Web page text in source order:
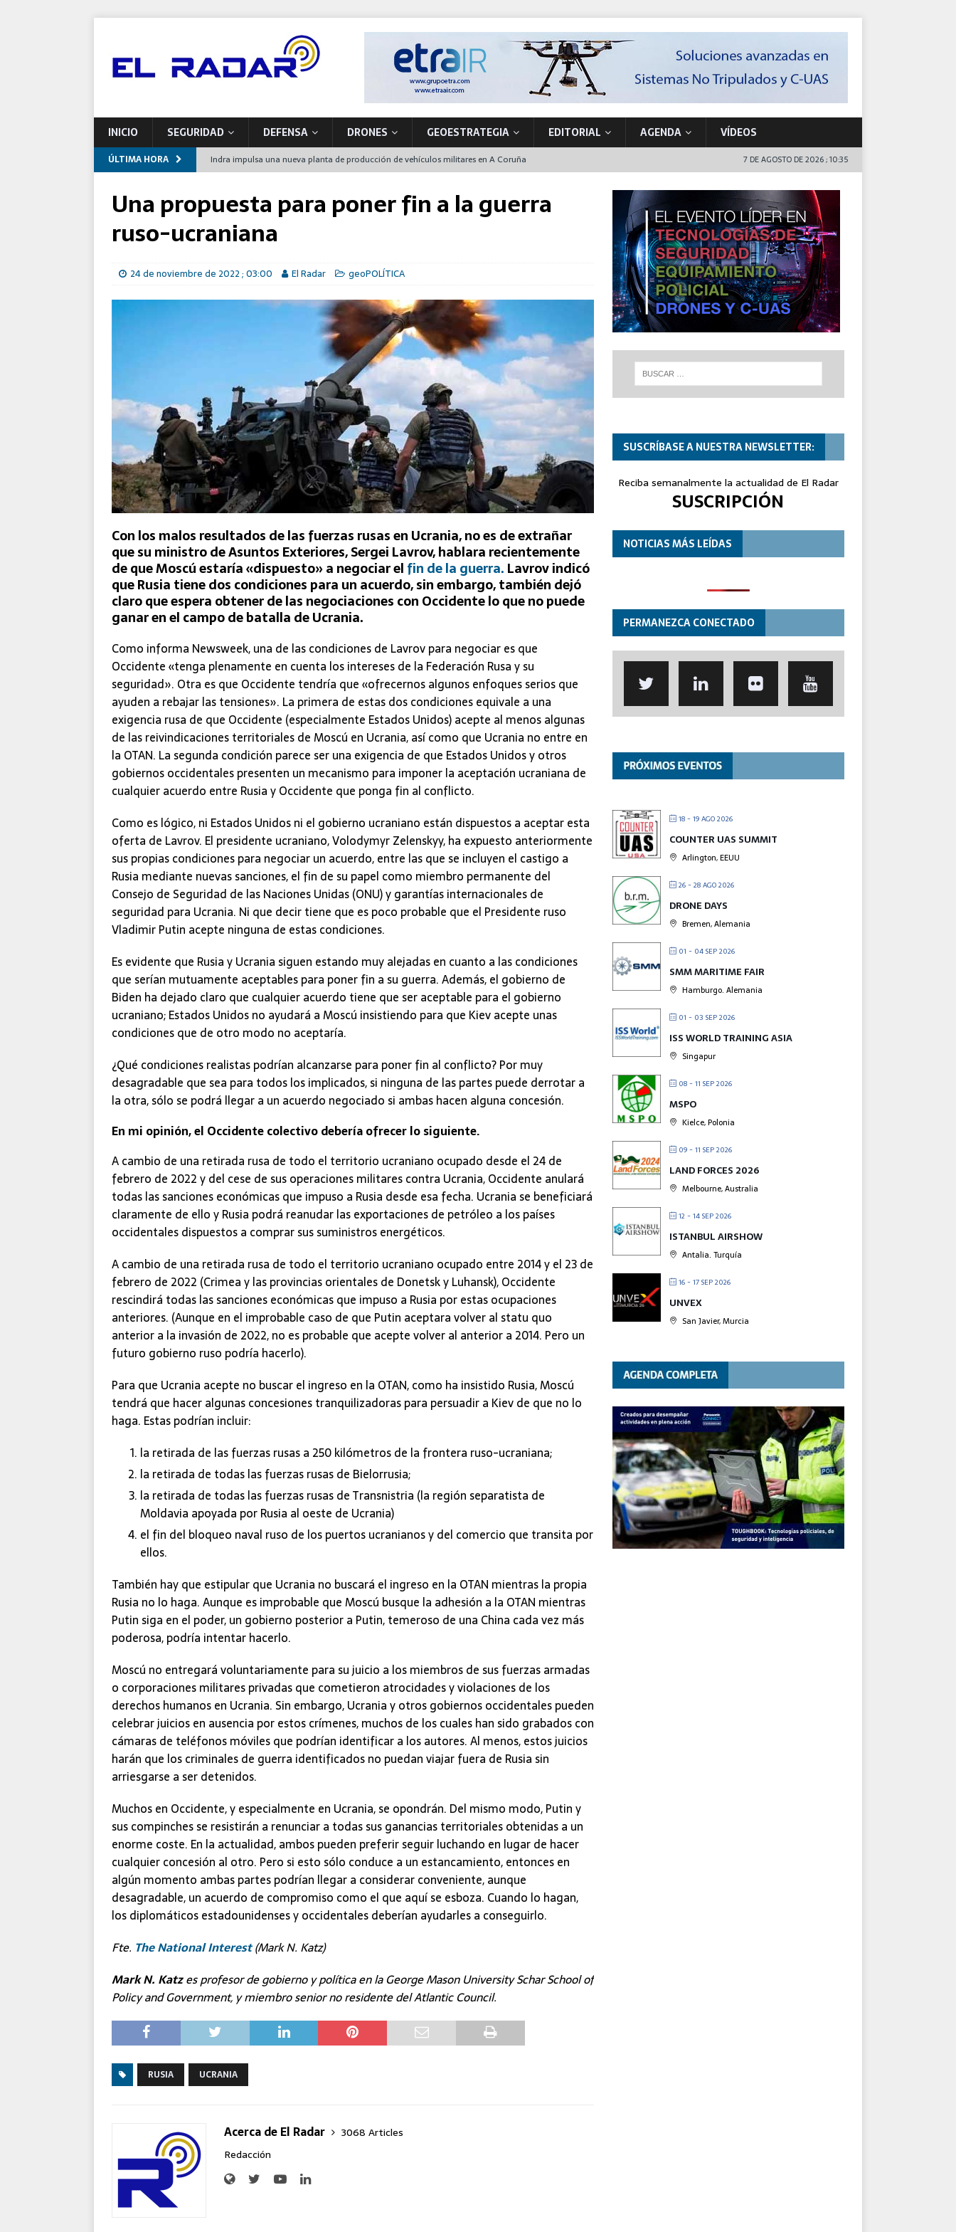
INICIO SEGURIDAD DEFENSA DRONES GEOESTRATEGIA EDITORIAL AGENDA VÍDEOS
ÚLTIMA HORA
Indra impulsa una nueva planta de producción de vehículos militares en A Coruña
España
Defensa se compromete con la soberanía tecnológica y la seguridad movilizando nuevos
El Ejército del Aire y del Espacio, pieza clave de la OTAN para la disuasión y defensa del Flanco
GMV participa en el proyecto ASTRALIS para el desarrollo de las futuras capacidades autónomas
europeas de mantenimiento en órbita
7 DE AGOSTO DE 2026 ; 10:35
Una propuesta para poner fin a la guerra
ruso-ucraniana
24 de noviembre de 2022 ; 03:00 El Radar geoPOLÍTICA
Con los malos resultados de las fuerzas rusas en Ucrania, no es de extrañar
que su ministro de Asuntos Exteriores, Sergei Lavrov, hablara recientemente
de que Moscú estaría «dispuesto» a negociar el fin de la guerra. Lavrov indicó
que Rusia tiene dos condiciones para un acuerdo, sin embargo, también dejó
claro que espera obtener de las negociaciones con Occidente lo que no puede
ganar en el campo de batalla de Ucrania.
Como informa Newsweek, una de las condiciones de Lavrov para negociar es que
Occidente «tenga plenamente en cuenta los intereses de la Federación Rusa y su
seguridad». Otra es que Occidente tendría que «ofrecernos algunos enfoques serios que
ayuden a rebajar las tensiones». La primera de estas dos condiciones equivale a una
exigencia rusa de que Occidente (especialmente Estados Unidos) acepte al menos algunas
de las reivindicaciones territoriales de Moscú en Ucrania, así como que Ucrania no entre en
la OTAN. La segunda condición parece ser una exigencia de que Estados Unidos y otros
gobiernos occidentales presenten un mecanismo para imponer la aceptación ucraniana de
cualquier acuerdo entre Rusia y Occidente que ponga fin al conflicto.
Como es lógico, ni Estados Unidos ni el gobierno ucraniano están dispuestos a aceptar esta
oferta de Lavrov. El presidente ucraniano, Volodymyr Zelenskyy, ha expuesto anteriormente
sus propias condiciones para negociar un acuerdo, entre las que se incluyen el castigo a
Rusia mediante nuevas sanciones, el fin de su papel como miembro permanente del
Consejo de Seguridad de las Naciones Unidas (ONU) y garantías internacionales de
seguridad para Ucrania. Ni que decir tiene que es poco probable que el Presidente ruso
Vladimir Putin acepte ninguna de estas condiciones.
Es evidente que Rusia y Ucrania siguen estando muy alejadas en cuanto a las condiciones
que serían mutuamente aceptables para poner fin a su guerra. Además, el gobierno de
Biden ha dejado claro que cualquier acuerdo tiene que ser aceptable para el gobierno
ucraniano; Estados Unidos no ayudará a Moscú insistiendo para que Kiev acepte unas
condiciones que de otro modo no aceptaría.
¿Qué condiciones realistas podrían alcanzarse para poner fin al conflicto? Por muy
desagradable que sea para todos los implicados, si ninguna de las partes puede derrotar a
la otra, sólo se podrá llegar a un acuerdo negociado si ambas hacen alguna concesión.
En mi opinión, el Occidente colectivo debería ofrecer lo siguiente.
A cambio de una retirada rusa de todo el territorio ucraniano ocupado desde el 24 de
febrero de 2022 y del cese de sus operaciones militares contra Ucrania, Occidente anulará
todas las sanciones económicas que impuso a Rusia desde esa fecha. Ucrania se beneficiará
claramente de ello y Rusia podrá reanudar las exportaciones de petróleo a los países
occidentales dispuestos a comprar sus suministros energéticos.
A cambio de una retirada rusa de todo el territorio ucraniano ocupado entre 2014 y el 23 de
febrero de 2022 (Crimea y las provincias orientales de Donetsk y Luhansk), Occidente
rescindirá todas las sanciones económicas que impuso a Rusia por estas ocupaciones
anteriores. (Aunque en el improbable caso de que Putin aceptara volver al statu quo
anterior a la invasión de 2022, no es probable que acepte volver al anterior a 2014. Pero un
futuro gobierno ruso podría hacerlo).
Para que Ucrania acepte no buscar el ingreso en la OTAN, como ha insistido Rusia, Moscú
tendrá que hacer algunas concesiones tranquilizadoras para persuadir a Kiev de que no lo
haga. Estas podrían incluir:
la retirada de las fuerzas rusas a 250 kilómetros de la frontera ruso-ucraniana;
la retirada de todas las fuerzas rusas de Bielorrusia;
la retirada de todas las fuerzas rusas de Transnistria (la región separatista de
Moldavia apoyada por Rusia al oeste de Ucrania)
el fin del bloqueo naval ruso de los puertos ucranianos y del comercio que transita por
ellos.
También hay que estipular que Ucrania no buscará el ingreso en la OTAN mientras la propia
Rusia no lo haga. Aunque es improbable que Moscú busque la adhesión a la OTAN mientras
Putin siga en el poder, un gobierno posterior a Putin, temeroso de una China cada vez más
poderosa, podría intentar hacerlo.
Moscú no entregará voluntariamente para su juicio a los miembros de sus fuerzas armadas
o corporaciones militares privadas que cometieron atrocidades y violaciones de los
derechos humanos en Ucrania. Sin embargo, Ucrania y otros gobiernos occidentales pueden
celebrar juicios en ausencia por estos crímenes, muchos de los cuales han sido grabados con
cámaras de teléfonos móviles que podrían identificar a los autores. Al menos, estos juicios
harán que los criminales de guerra identificados no puedan viajar fuera de Rusia sin
arriesgarse a ser detenidos.
Muchos en Occidente, y especialmente en Ucrania, se opondrán. Del mismo modo, Putin y
sus compinches se resistirán a renunciar a todas sus ganancias territoriales obtenidas a un
enorme coste. En la actualidad, ambos pueden preferir seguir luchando en lugar de hacer
cualquier concesión al otro. Pero si esto sólo conduce a un estancamiento, entonces en
algún momento ambas partes podrían llegar a considerar conveniente, aunque
desagradable, un acuerdo de compromiso como el que aquí se esboza. Cuando lo hagan,
los diplomáticos estadounidenses y occidentales deberían ayudarles a conseguirlo.
Fte. The National Interest(Mark N. Katz)
Mark N. Katzes profesor de gobierno y política en la George Mason University Schar School of
Policy and Government, y miembro senior no residente del Atlantic Council.
RUSIA UCRANIA
Acerca de El Radar
3068 Articles
Redacción
SUSCRÍBASE A NUESTRA NEWSLETTER:
Reciba semanalmente la actualidad de El Radar
SUSCRIPCIÓN
NOTICIAS MÁS LEÍDAS
PERMANEZCA CONECTADO
18 - 19 AGO 2026
COUNTER UAS SUMMIT
Arlington, EEUU
26 - 28 AGO 2026
DRONE DAYS
Bremen, Alemania
01 - 04 SEP 2026
SMM MARITIME FAIR
Hamburgo. Alemania
01 - 03 SEP 2026
ISS WORLD TRAINING ASIA
Singapur
08 - 11 SEP 2026
MSPO
Kielce, Polonia
09 - 11 SEP 2026
LAND FORCES 2026
Melbourne, Australia
12 - 14 SEP 2026
ISTANBUL AIRSHOW
Antalia. Turquía
16 - 17 SEP 2026
UNVEX
San Javier, Murcia